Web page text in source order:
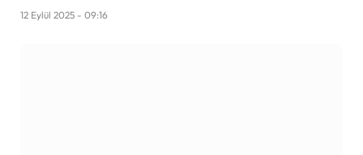
12 Eylül 2025 - 09:16